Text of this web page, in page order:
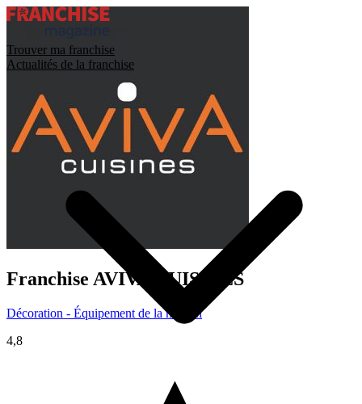
Trouver ma franchise
Actualités de la franchise
Franchise AVIVA CUISINES
Décoration - Équipement de la maison
4,8